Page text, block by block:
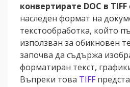
конвертирате DOC в TIFF
наследен формат на
текстообработка, който
използван за обикновен
започва да съдържа
форматиран текст,
Въпреки това TIFF